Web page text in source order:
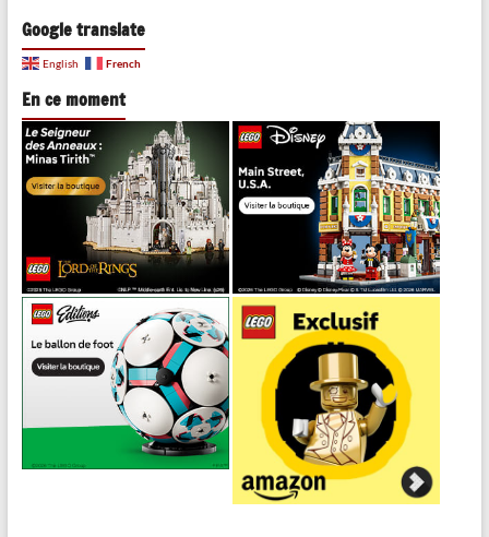
Google translate
English French
En ce moment